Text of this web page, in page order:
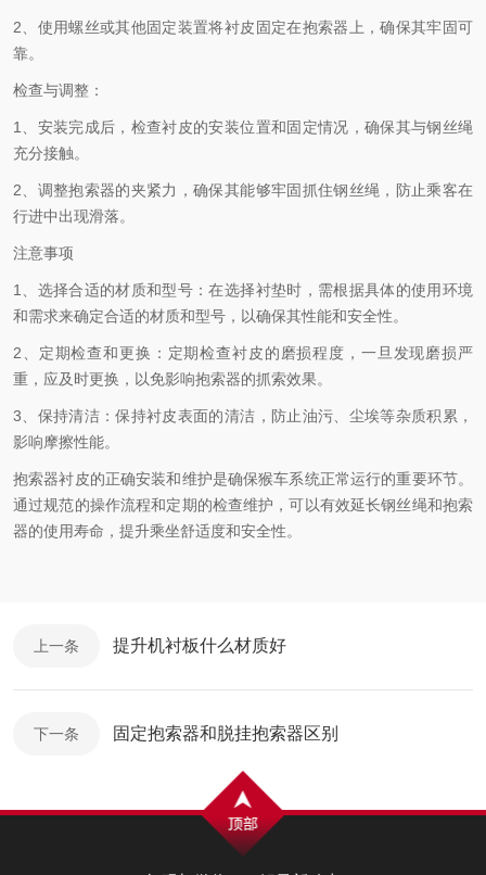
2、使用螺丝或其他固定装置将衬皮固定在抱索器上，确保其牢固可
靠。
检查与调整：
1、安装完成后，检查衬皮的安装位置和固定情况，确保其与钢丝绳
充分接触。
2、调整抱索器的夹紧力，确保其能够牢固抓住钢丝绳，防止乘客在
行进中出现滑落。
注意事项
1、选择合适的材质和型号：在选择衬垫时，需根据具体的使用环境
和需求来确定合适的材质和型号，以确保其性能和安全性。
2、定期检查和更换：定期检查衬皮的磨损程度，一旦发现磨损严
重，应及时更换，以免影响抱索器的抓索效果。
3、保持清洁：保持衬皮表面的清洁，防止油污、尘埃等杂质积累，
影响摩擦性能。
抱索器衬皮的正确安装和维护是确保猴车系统正常运行的重要环节。
通过规范的操作流程和定期的检查维护，可以有效延长钢丝绳和抱索
器的使用寿命，提升乘坐舒适度和安全性。
上一条 提升机衬板什么材质好
下一条 固定抱索器和脱挂抱索器区别